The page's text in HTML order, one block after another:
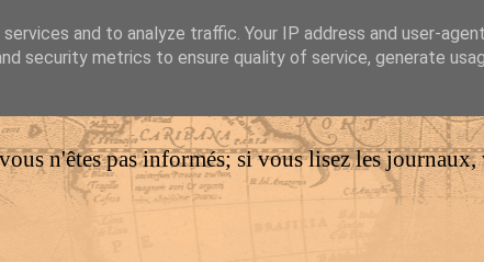
n'êtes pas informés; si vous lisez les journaux,
and to analyze traffic. Your IP address and user-agent
security metrics to ensure quality of service, generate